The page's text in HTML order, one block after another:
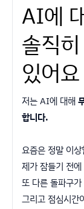
AI에
솔직
있어요
저는 AI에 대해
합니다.
요즘은 정말 이
제가 잠들기 전
또 다른 돌파구
그리고 점심시간